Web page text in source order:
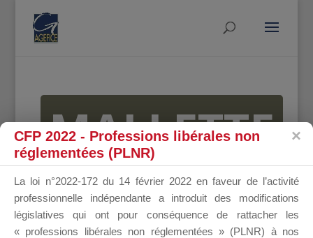
MALLETTE
DU
CFP 2022 - Professions libérales non
réglementées (PLNR)
La loi n°2022-172 du 14 février 2022 en faveur de l’activité
professionnelle indépendante a introduit des modifications
législatives qui ont pour conséquence de rattacher les
« professions libérales non réglementées » (PLNR) à nos